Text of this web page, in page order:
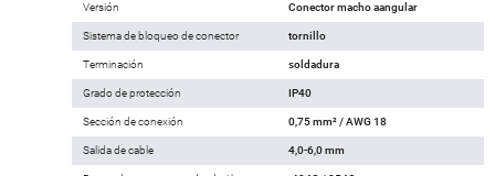
Versión Conector macho aangular
Sistema de bloqueo de conector tornillo
Terminación soldadura
Grado de protección IP40
Sección de conexión 0,75 mm² / AWG 18
Salida de cable 4,0-6,0 mm